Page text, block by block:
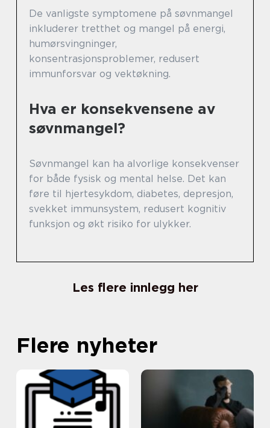
De vanligste symptomene på søvnmangel
inkluderer tretthet og mangel på energi,
humørsvingninger,
konsentrasjonsproblemer, redusert
immunforsvar og vektøkning.
Hva er konsekvensene av
søvnmangel?
Søvnmangel kan ha alvorlige konsekvenser
for både fysisk og mental helse. Det kan
føre til hjertesykdom, diabetes, depresjon,
svekket immunsystem, redusert kognitiv
funksjon og økt risiko for ulykker.
Les flere innlegg her
Flere nyheter